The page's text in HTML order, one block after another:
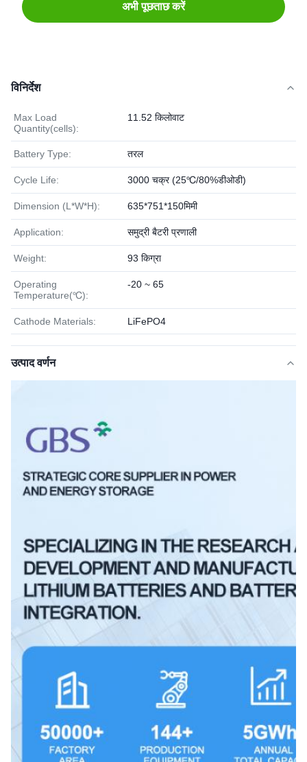
अभी पूछताछ करें
विनिर्देश
Max Load
Quantity(cells):
11.52 किलोवाट
Battery Type: तरल
Cycle Life: 3000 चक्र (25℃/80%डीओडी)
Dimension (L*W*H): 635*751*150मिमी
Application: समुद्री बैटरी प्रणाली
Weight: 93 किग्रा
Operating
Temperature(℃):
-20 ~ 65
Cathode Materials: LiFePO4
उत्पाद वर्णन